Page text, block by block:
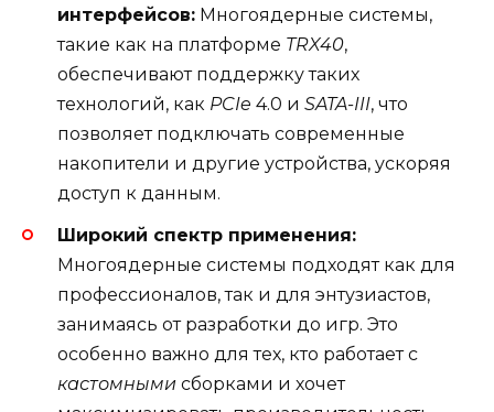
интерфейсов: Многоядерные системы,
такие как на платформе TRX40,
обеспечивают поддержку таких
технологий, как PCIe 4.0 и SATA-III, что
позволяет подключать современные
накопители и другие устройства, ускоряя
доступ к данным.
Широкий спектр применения:
Многоядерные системы подходят как для
профессионалов, так и для энтузиастов,
занимаясь от разработки до игр. Это
особенно важно для тех, кто работает с
кастомными сборками и хочет